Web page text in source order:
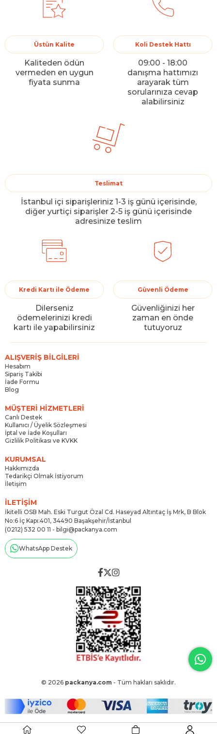
Üstün Kalite
Kaliteden ödün
vermeden en uygun
fiyata sunma
Koli Destek Hattı
09:00 - 18:00
danışma hattımızı
arayarak tüm
sorularınıza cevap
alabilirsiniz
Teslimat
İstanbul içi siparişleriniz 1-3 iş günü içerisinde,
diğer yurtiçi siparişler 2-5 iş günü içerisinde
adresinize teslim
Kredi Kartı ile Ödeme
Dilerseniz
ödemelerinizi kredi
kartı ile yapabilirsiniz
Güvenli Ödeme
Güvenliğinizi her
zaman en önde
tutuyoruz
ALIŞVERİŞ BİLGİLERİ
Hesabım
Sipariş Takibi
İade Formu
Blog
MÜŞTERİ HİZMETLERİ
Canlı Destek
Kullanıcı / Üyelik Sözleşmesi
İptal ve İade Koşulları
Gizlilik Politikası ve KVKK
KURUMSAL
Hakkımızda
Tedarikçi Olmak İstiyorum
İletişim
İLETİŞİM
İkitelli OSB Mah. Eski Turgut Özal Cd. Haseyad Altıntaç İş Mrk, B Blok
No:6 İç Kapı:401, 34490 Başakşehir/İstanbul
(0212) 532 00 11 - bilgi@packanya.com
WhatsApp Destek
© 2026 packanya.com - Tüm hakları saklıdır.